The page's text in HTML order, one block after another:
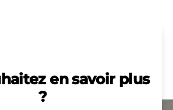
en savoir plus
?